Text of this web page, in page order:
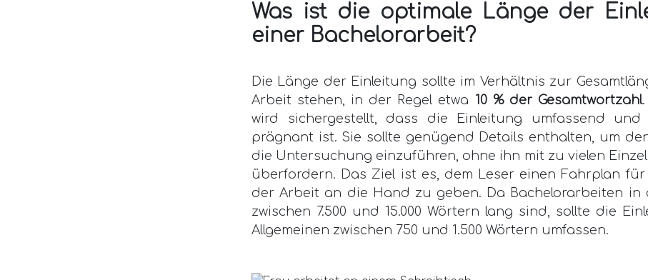
Was ist die optimale Länge der
einer Bachelorarbeit?
Die Länge der Einleitung sollte im Verhältnis zur
Arbeit stehen, in der Regel etwa 10 % der Gesamtwortzahl
wird sichergestellt, dass die Einleitung umfassend und
prägnant ist. Sie sollte genügend Details enthalten, um
die Untersuchung einzuführen, ohne ihn mit zu vielen
überfordern. Das Ziel ist es, dem Leser einen Fahrplan für
der Arbeit an die Hand zu geben. Da Bachelorarbeiten in
zwischen 7.500 und 15.000 Wörtern lang sind, sollte die
Allgemeinen zwischen 750 und 1.500 Wörtern umfassen.